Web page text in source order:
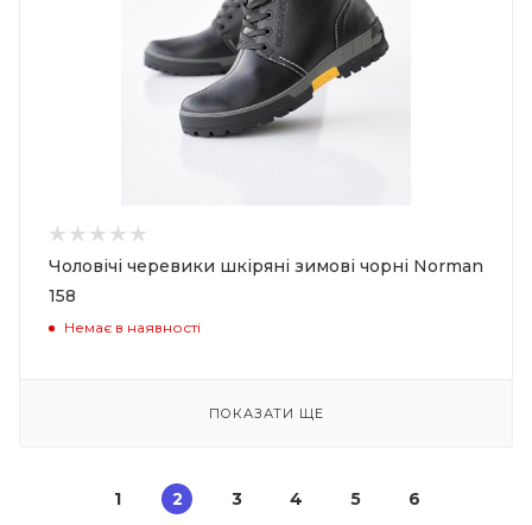
Чоловічі черевики шкіряні зимові чорні Norman
158
Немає в наявності
ПОКАЗАТИ ЩЕ
1 2 3 4 5 6